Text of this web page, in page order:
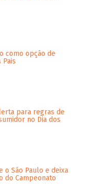
como opção de
para regras de
no Dia dos
o São Paulo e deixa
do Campeonato